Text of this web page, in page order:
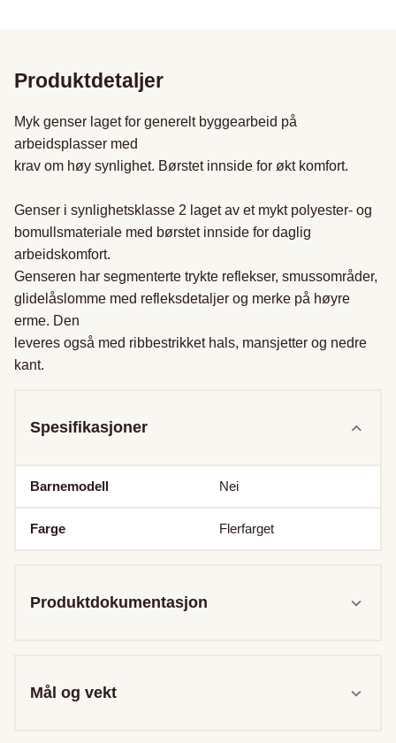
Produktdetaljer
Myk genser laget for generelt byggearbeid på
arbeidsplasser med
krav om høy synlighet. Børstet innside for økt komfort.
Genser i synlighetsklasse 2 laget av et mykt polyester- og
bomullsmateriale med børstet innside for daglig
arbeidskomfort.
Genseren har segmenterte trykte reflekser, smussområder,
glidelåslomme med refleksdetaljer og merke på høyre
erme. Den
leveres også med ribbestrikket hals, mansjetter og nedre
kant.
Spesifikasjoner
Barnemodell Nei
Farge Flerfarget
Produktdokumentasjon
Mål og vekt